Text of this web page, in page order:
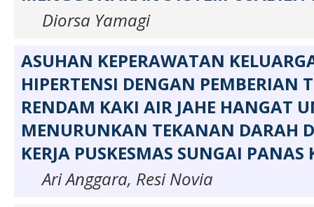
Diorsa Yamagi
ASUHAN KEPERAWATAN
HIPERTENSI DENGAN PEMBERIAN
RENDAM KAKI AIR JAHE HANGAT
MENURUNKAN TEKANAN DARAH
KERJA PUSKESMAS SUNGAI
Ari Anggara, Resi Novia